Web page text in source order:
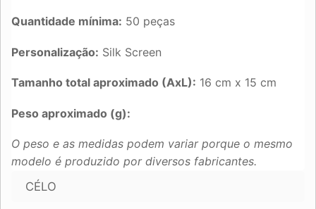
Quantidade mínima: 50 peças
Personalização: Silk Screen
Tamanho total aproximado (AxL): 16 cm x 15 cm
Peso aproximado (g):
O peso e as medidas podem variar porque o mesmo
modelo é produzido por diversos fabricantes.
CÉLO